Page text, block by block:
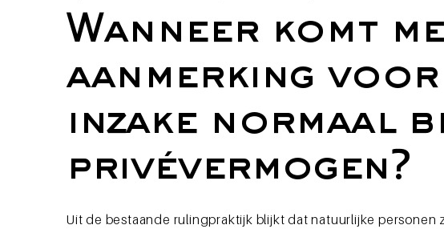
Wanneer komt
aanmerking
inzake normaal
privévermogen?
Uit de bestaande rulingpraktijk blijkt dat natuurlijke